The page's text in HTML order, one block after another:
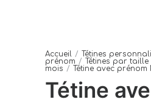
Accueil /
Tétines
prénom / Tétines par taille
mois / Tétine avec
Tétine